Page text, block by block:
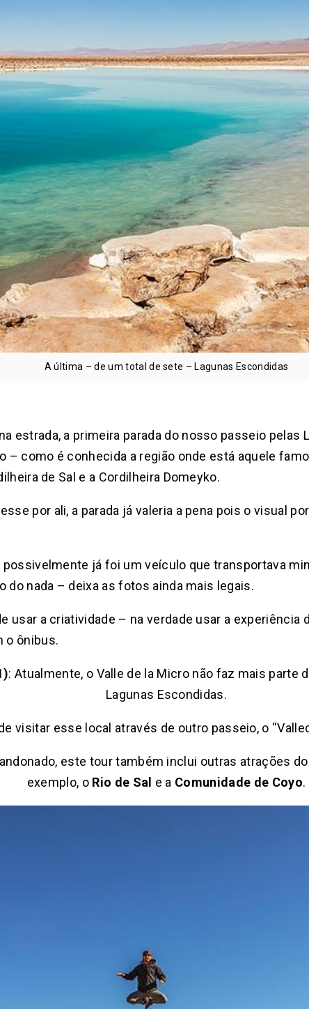
A última – de um total de sete – Lagunas Escondidas
estrada, a primeira parada do nosso passeio pelas
– como é conhecida a região onde está aquele
de Sal e a Cordilheira Domeyko.
por ali, a parada já valeria a pena pois o visual
possivelmente já foi um veículo que transportava
do nada – deixa as fotos ainda mais legais.
usar a criatividade – na verdade usar a experiência
o ônibus.
: Atualmente, o Valle de la Micro não faz mais parte
Lagunas Escondidas.
visitar esse local através de outro passeio, o
este tour também inclui outras atrações
exemplo, oRio de Sal e a Comunidade de Coyo.